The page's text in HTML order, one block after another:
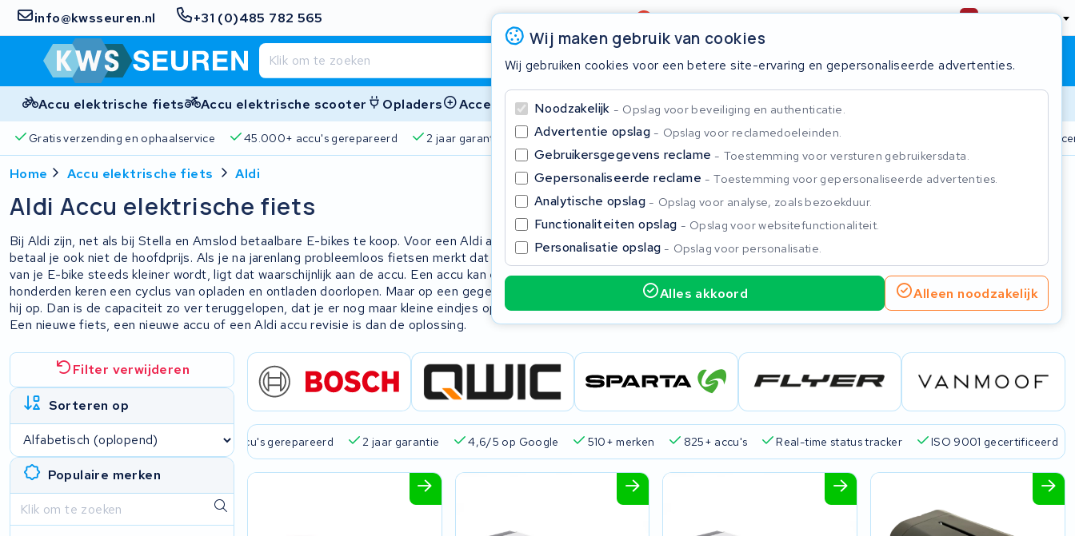
info@kwsseuren.nl +31 (0)485 782 565 Beoordeling4,6/5 Nederland
Winkelwagen Inloggen
Accu elektrische fiets Accu elektrische scooter Opladers Accessoires
Gratis verzending en ophaalservice 45.000+ accu's gerepareerd 2 jaar garantie 4,6/5 op Google 510+ merken 825+ accu's Real-time status tracker ISO 9001
Wij maken gebruik van cookies
Wij gebruiken cookies voor een betere site-ervaring en gepersonaliseerde advertenties.
Noodzakelijk Opslag voor beveiliging en authenticatie.
Advertentie opslag Opslag voor reclamedoeleinden.
Gebruikersgegevens reclame Toestemming voor versturen gebruikersdata.
Gepersonaliseerde reclame Toestemming voor gepersonaliseerde advertenties.
Analytische opslag Opslag voor analyse, zoals bezoekduur.
Functionaliteiten opslag Opslag voor websitefunctionaliteit.
Personalisatie opslag Opslag voor personalisatie.
Alles akkoord Alleen noodzakelijk
Home Accu elektrische fiets Aldi
Aldi Accu elektrische fiets
Bij Aldi zijn, net als bij Stella en Amslod betaalbare E-bikes te koop. Voor een Aldi accu revisie
betaal je ook niet de hoofdprijs. Als je na jarenlang probleemloos fietsen merkt dat de actieradius
van je E-bike steeds kleiner wordt, ligt dat waarschijnlijk aan de accu. Een accu kan enkele
honderden keren een cyclus van opladen en ontladen doorlopen. Maar op een gegeven moment is
hij op. Dan is de capaciteit zo ver teruggelopen, dat je er nog maar kleine eindjes op kunt fietsen.
Een nieuwe fiets, een nieuwe accu of een Aldi accu revisie is dan de oplossing.
Filter verwijderen
Sorteren op
Populaire merken
en ophaalservice 45.000+ accu's gerepareerd 2 jaar garantie 4,6/5 op Google 510+ merken 825+ accu's Real-time status tracker ISO 9001 gecertificeerd
Sluiten
Begin te typen in de zoekbalk om te zoeken